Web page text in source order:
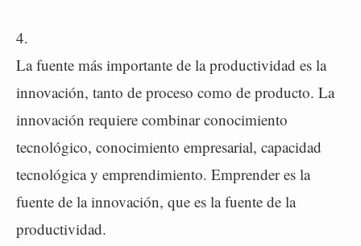
4.
La fuente más importante de la productividad es la
innovación, tanto de proceso como de producto. La
innovación requiere combinar conocimiento
tecnológico, conocimiento empresarial, capacidad
tecnológica y emprendimiento. Emprender es la
fuente de la innovación, que es la fuente de la
productividad.